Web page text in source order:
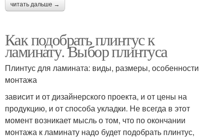
читать дальше →
Как подобрать плинтус к
ламинату. Выбор плинтуса
Плинтус для ламината: виды, размеры, особенности
монтажа
зависит и от дизайнерского проекта, и от цены на
продукцию, и от способа укладки. Не всегда в этот
момент возникает мысль о том, что по окончании
монтажа к ламинату надо будет подобрать плинтус,